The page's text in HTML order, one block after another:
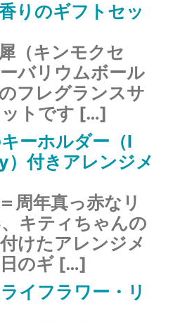
りのギフトセッ
（キンモクセ
バリウムボール
フレグランスサ
トです […]
ーホルダー（I
付きアレンジメ
周年真っ赤なリ
キティちゃんの
けたアレンジメ
のギ […]
イフラワー・リ